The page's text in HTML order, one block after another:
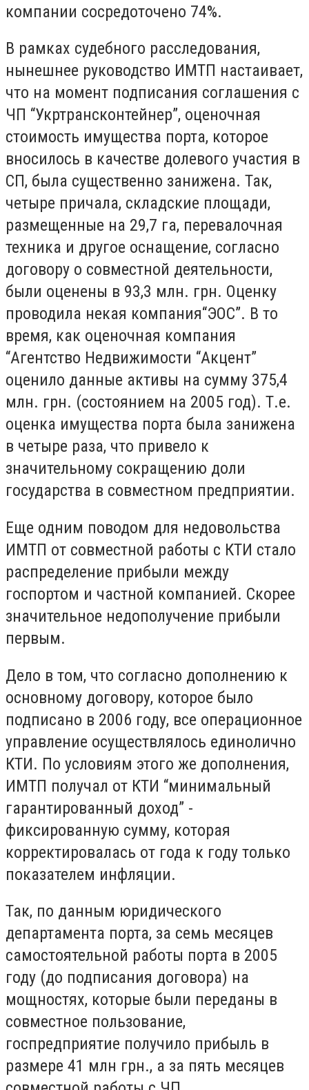
компании сосредоточено 74%.
В рамках судебного расследования,
нынешнее руководство ИМТП настаивает,
что на момент подписания соглашения с
ЧП “Укртрансконтейнер”, оценочная
стоимость имущества порта, которое
вносилось в качестве долевого участия в
СП, была существенно занижена. Так,
четыре причала, складские площади,
размещенные на 29,7 га, перевалочная
техника и другое оснащение, согласно
договору о совместной деятельности,
были оценены в 93,3 млн. грн. Оценку
проводила некая компания“ЭОС”. В то
время, как оценочная компания
“Агентство Недвижимости “Акцент”
оценило данные активы на сумму 375,4
млн. грн. (состоянием на 2005 год). Т.е.
оценка имущества порта была занижена
в четыре раза, что привело к
значительному сокращению доли
государства в совместном предприятии.
Еще одним поводом для недовольства
ИМТП от совместной работы с КТИ стало
распределение прибыли между
госпортом и частной компанией. Скорее
значительное недополучение прибыли
первым.
Дело в том, что согласно дополнению к
основному договору, которое было
подписано в 2006 году, все операционное
управление осуществлялось единолично
КТИ. По условиям этого же дополнения,
ИМТП получал от КТИ “минимальный
гарантированный доход” -
фиксированную сумму, которая
корректировалась от года к году только
показателем инфляции.
Так, по данным юридического
департамента порта, за семь месяцев
самостоятельной работы порта в 2005
году (до подписания договора) на
мощностях, которые были переданы в
совместное пользование,
госпредприятие получило прибыль в
размере 41 млн грн., а за пять месяцев